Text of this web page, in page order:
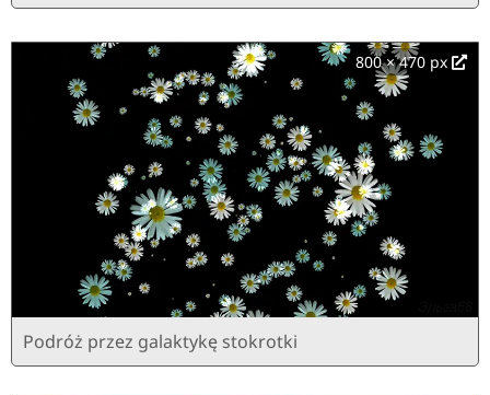
800 × 470 px
Podróż przez galaktykę stokrotki